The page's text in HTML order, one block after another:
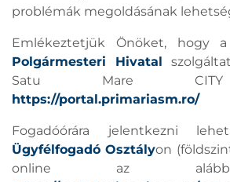
problémák megoldásának
Emlékeztetjük Önöket, hogy a
Polgármesteri Hivatal
Satu Mare CITY
https://portal.primariasm.ro/
Fogadóórára jelentkezni
Ügyfélfogadó Osztályon
online az